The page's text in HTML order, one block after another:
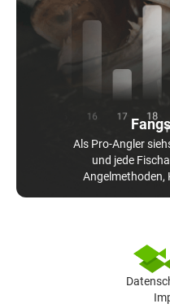
Als Pro-Angler
und jede
Angelmethoden,